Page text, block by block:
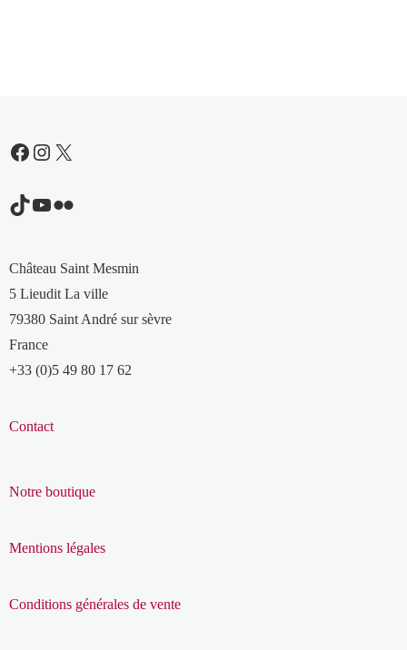
Facebook
Instagram
X
TikTok
YouTube
Flickr
Château Saint Mesmin
5 Lieudit La ville
79380 Saint André sur sèvre
France
+33 (0)5 49 80 17 62
Contact
Notre boutique
Mentions légales
Conditions générales de vente